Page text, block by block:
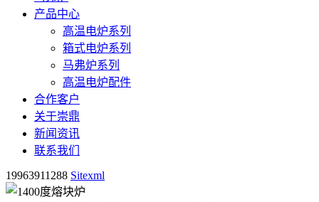
产品中心
高温电炉系列
箱式电炉系列
马弗炉系列
高温电炉配件
合作客户
关于崇鼎
新闻资讯
联系我们
19963911288 Sitexml